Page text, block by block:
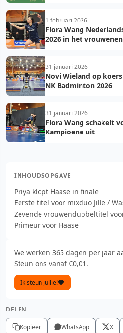
1 februari 2026
Flora Wang
2026 in het
31 januari 2026
Novi Wieland op
NK Badminton 2026
31 januari 2026
Flora Wang schakelt
Kampioene uit
INHOUDSOPGAVE
Priya klopt Haase in finale
Eerste titel voor mixduo Jille /
Zevende vrouwendubbeltitel
Primeur voor Haase
We werken 365 dagen per jaar
Steun ons vanaf €0,01.
Ik steun jullie!
DELEN
Kopieer WhatsApp X